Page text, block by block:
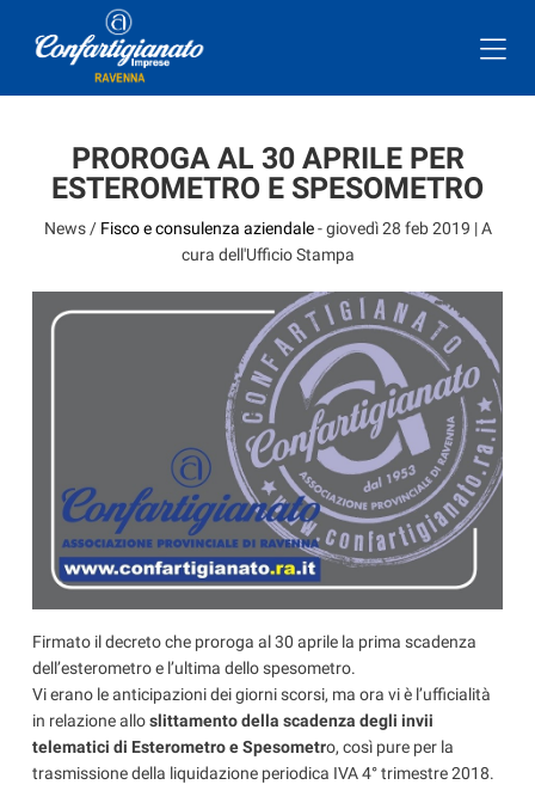
PROROGA AL 30 APRILE PER
ESTEROMETRO E SPESOMETRO
News / Fisco e consulenza aziendale-giovedì 28 feb 2019 | A
cura dell'Ufficio Stampa
Firmato il decreto che proroga al 30 aprile la prima scadenza
dell’esterometro e l’ultima dello spesometro.
Vi erano le anticipazioni dei giorni scorsi, ma ora vi è l’ufficialità
in relazione alloslittamento della scadenza degli invii
telematici di Esterometro e Spesometro, così pure per la
trasmissione della liquidazione periodica IVA 4° trimestre 2018.